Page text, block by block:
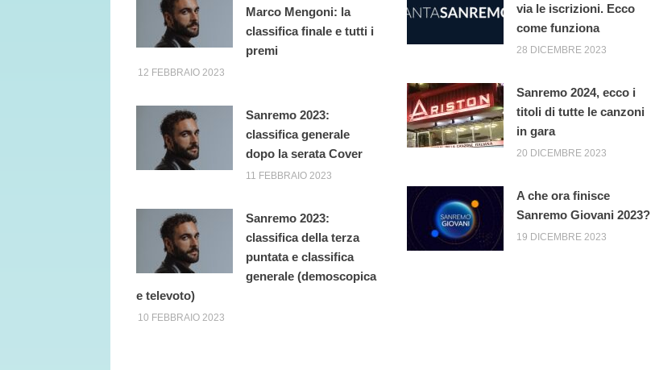
Marco Mengoni: la
classifica finale e tutti i
premi
12 FEBBRAIO 2023
Sanremo 2023:
classifica generale
dopo la serata Cover
11 FEBBRAIO 2023
Sanremo 2023:
classifica della terza
puntata e classifica
generale (demoscopica
e televoto)
10 FEBBRAIO 2023
via le iscrizioni. Ecco
come funziona
28 DICEMBRE 2023
Sanremo 2024, ecco i
titoli di tutte le canzoni
in gara
20 DICEMBRE 2023
A che ora finisce
Sanremo Giovani 2023?
19 DICEMBRE 2023